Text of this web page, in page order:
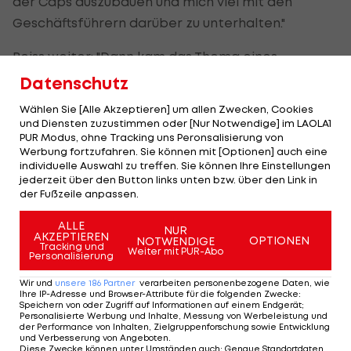
Geschäftsführern darüber zu unterhalten."
Reiss weiter: "Dann kam das Thema eines
Engagements im zukünftigen Vorstand auf und
Schmid und meinen zukünftigen Vorstandskollegen
gab es für mich im Grunde keine andere
Möglichkeit mehr, als die Funktion des Präsidenten
zu übernehmen."
absolut bewusst, in welch große Fußstapfen, die
Hans hinterlässt, wir jetzt treten werden. Es ist mir
eine Ehre mithelfen zu dürfen, das große Werk des
Hans Schmid mit dem großartigen Team an
Mitarbeitern und dem neuen Vorstand weiter gut
zu führen, zu behüten und vielleicht mit neuen
Datenschutz
Wählen Sie [Alle Akzeptieren] um allen Zwecken, Cookies
und Diensten zuzustimmen oder [Nur Notwendige] im LAOLA1
PUR Modus, ohne Tracking uns Peronsalisierung von
Werbung fortzufahren. Sie können mit [Optionen] auch eine
individuelle Auswahl zu treffen. Sie können Ihre Einstellungen
jederzeit über den Button links unten bzw. über den Link in
der Fußzeile anpassen.
ALLE
AKZEPTIEREN
Tracking und
Personalisierung
NUR
NOTWENDIGE
Weiter mit PUR-Abo
OPTIONEN
Wir und unsere 186 Partner verarbeiten personenbezogene Daten, wie
Ihre IP-Adresse und Browser-Attribute für die folgenden Zwecke:
Speichern von oder Zugriff auf Informationen auf einem Endgerät;
Personalisierte Werbung und Inhalte, Messung von Werbeleistung und
der Performance von Inhalten, Zielgruppenforschung sowie Entwicklung
und Verbesserung von Angeboten.
Diese Zwecke können unter Umständen auch: Genaue Standortdaten